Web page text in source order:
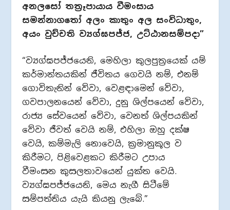
අනලසෝ තත්‍රෑපායාය වීමංසාය
සමන්නාගතෝ අලං කාතුං අල සංවිධාතුං,
අයං වුච්චති ව්‍යග්ඝපජ්ජ, උට්ඨානසම්පදා”
“ව්‍යග්ඝපජ්ජයෙනි, මෙහිලා කුලපුත්‍රයෙක් යම්
කර්මාන්තයකින් ජීවිතය ගෙවයි නම්, එනම්
ගොවිතැනින් වේවා, වෙළඳාමෙන් වේවා,
ගවපාලනයෙන් වේවා, දුනු ශිල්පයෙන් වේවා,
රාජ්‍ය සේවයෙන් වේවා, වෙනත් ශිල්පයකින්
වේවා ජීවත් වෙයි නම්, එහිලා ඔහු දක්ෂ
වෙයි, කම්මැලි නොවෙයි, ක්‍රමානුකූල ව
කිරීමට, පිළිවෙළකට කිරීමට උපාය
වීමංසන කුසලතාවයෙන් යුක්ත වෙයි.
ව්‍යග්ඝපජ්ජයෙනි, මෙය නැගී සිටීමේ
සම්පත්තිය යැයි කියනු ලැබේ.”